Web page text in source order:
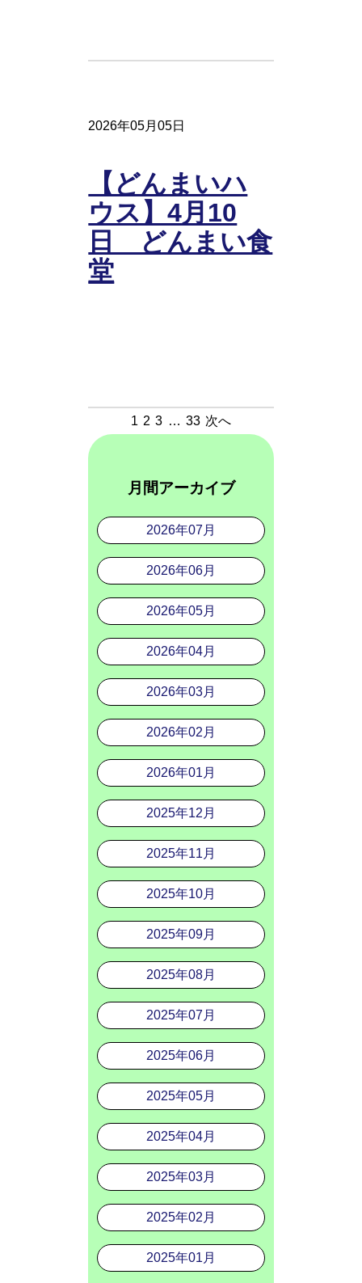
月間アーカイブ
2026年07月
2026年06月
2026年05月
2026年04月
2026年03月
2026年02月
2026年01月
2025年12月
2025年11月
2025年10月
2025年09月
2025年08月
2025年07月
2025年06月
2025年05月
2025年04月
2025年03月
2025年02月
2025年01月
2026年05月05日
【どんまいハ
ウス】4月10
日 どんまい食
堂
1 2 3 … 33 次へ